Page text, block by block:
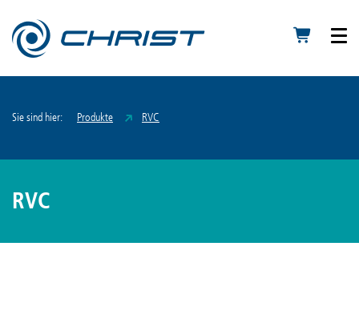
Sie sind hier: Produkte RVC
RVC